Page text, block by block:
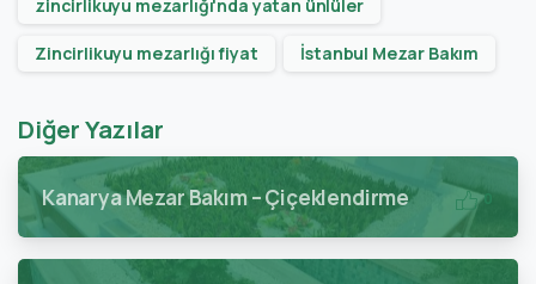
zincirlikuyu mezarlığı'nda yatan ünlüler
Zincirlikuyu mezarlığı fiyat İstanbul Mezar Bakım
Diğer Yazılar
Kanarya Mezar Bakım – Çiçeklendirme 0